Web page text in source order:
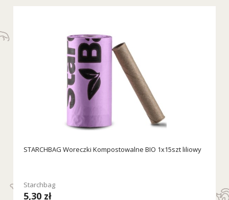
STARCHBAG Woreczki Kompostowalne BIO 1x15szt liliowy
Starchbag
5,30 zł